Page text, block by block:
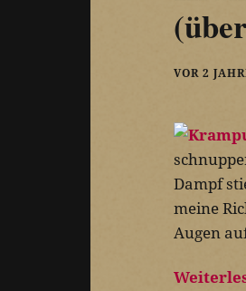
VOR 2
Dampf
meine
Augen